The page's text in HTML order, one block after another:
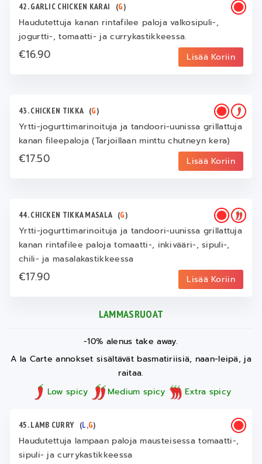
42. GARLIC CHICKEN KARAI (G)
Haudutettuja kanan rintafilee paloja valkosipuli-,
jogurtti-, tomaatti- ja currykastikkeessa.
€16.90 Lisää Koriin
43. CHICKEN TIKKA (G)
Yrtti-jogurttimarinoituja ja tandoori-uunissa grillattuja
kanan fileepaloja (Tarjoillaan minttu chutneyn kera)
€17.50 Lisää Koriin
44. CHICKEN TIKKA MASALA (G)
Yrtti-jogurttimarinoituja ja tandoori-uunissa grillattuja
kanan rintafilee paloja tomaatti-, inkivääri-, sipuli-,
chili- ja masalakastikkeessa
€17.90 Lisää Koriin
LAMMASRUOAT
-10% alenus take away.
A la Carte annokset sisältävät basmatiriisiä, naan-leipä, ja
raitaa.
Low spicy
Medium spicy Extra spicy
45. LAMB CURRY (L,G)
Haudutettuja lampaan paloja mausteisessa tomaatti-,
sipuli- ja currykastikkeessa